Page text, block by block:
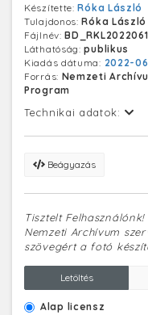
pedig, a
szervnek vált az
Készítette:Róka László
Tulajdonos:Róka László
Fájlnév:
Láthatóság:publikus
Kiadás dátuma: 2022-
Forrás: Nemzeti
Program
Technikai adatok:
Beágyazás
Tisztelt
Nemzeti Archívum
szövegért a fotó
Letöltés
Alap licensz